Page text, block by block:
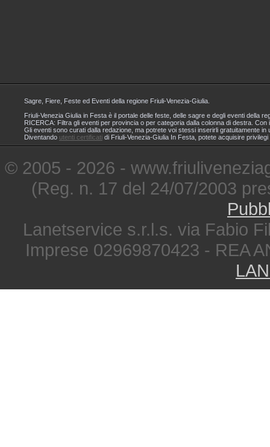
Sagre, Fiere, Feste ed Eventi della regione Friuli-Venezia-Giulia.
Friuli-Venezia Giulia in Festa è il portale delle feste, delle sagre e degli eventi della
RICERCA: Filtra gli eventi per provincia o per categoria dalla colonna di destra.
Gli eventi sono curati dalla redazione, ma potrete voi stessi inserirli gratuitamente
Diventando utenti certificati di Friuli-Venezia-Giulia In Festa, potete acquisire
© 2005 - 2026 -
(Reg. n. 17 del 24/07/2003
Lanetservice s.r.l.s. via Fabio
Imprese 02969870423 - REA